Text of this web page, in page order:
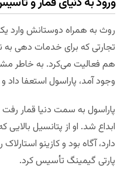
روث به همراه دوستانش وارد
تجارتی که برای خدمات دهی به
هم فعالیت می‌کرد. به خاطر
وجود آمد، پاراسول استعفا داد
پاراسول به سمت دنیا قمار رفت
ابداع شد. او از پتانسیل
پارتی گیمینگ تأسیس کرد.